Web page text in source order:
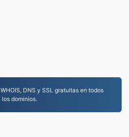
DNS y SSL gratuitas en todos
los dominios.